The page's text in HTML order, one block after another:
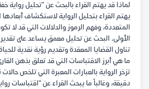
لماذا قد يهتم القراء بالبحث عن "تحليل رواية
يهتم القراء بتحليل الرواية لاستكشاف
المتعددة، وفهم الرموز والدلالات التي قد لا
الأولى. البحث عن تحليل معمق يساعد على تقدير
تناول القضايا المعقدة وتقديم رؤية نقدية
ما هي أبرز الاقتباسات التي قد تعلق بذهن
تزخر الرواية بالعبارات المعبرة التي تلخص
دقيقة، وغالباً ما يبحث القراء عن "اقتباسات